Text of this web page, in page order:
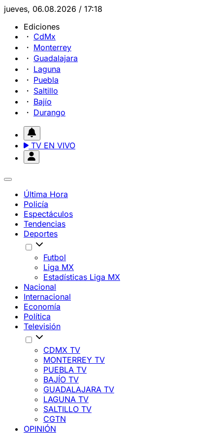
jueves, 06.08.2026 / 17:18
Ediciones
CdMx
Monterrey
Guadalajara
Laguna
Puebla
Saltillo
Bajío
Durango
TV EN VIVO
Última Hora
Policía
Espectáculos
Tendencias
Deportes
Futbol
Liga MX
Estadísticas Liga MX
Nacional
Internacional
Economía
Política
Televisión
CDMX TV
MONTERREY TV
PUEBLA TV
BAJÍO TV
GUADALAJARA TV
LAGUNA TV
SALTILLO TV
CGTN
OPINIÓN